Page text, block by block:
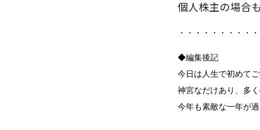
個人株主の場合
・・・・・・・・・
◆編集後記
今日は人生で初めて
神宮なだけあり、多
今年も素敵な一年が